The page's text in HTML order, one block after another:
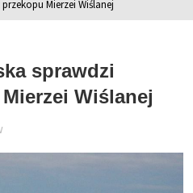
Mierzei Wiślanej
sprawdzi
Wiślanej